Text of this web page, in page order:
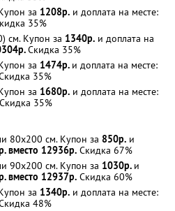
за 1208р. и доплата на месте:
35%
см. Купон за 1340р. и доплата на
Скидка 35%
за 1474р. и доплата на месте:
35%
за 1680р. и доплата на месте:
Скидка 35%
80х200 см. Купон за 850р. и
вместо 12936р. Скидка 67%
90х200 см. Купон за 1030р. и
вместо 12937р. Скидка 60%
за 1340р. и доплата на месте:
48%